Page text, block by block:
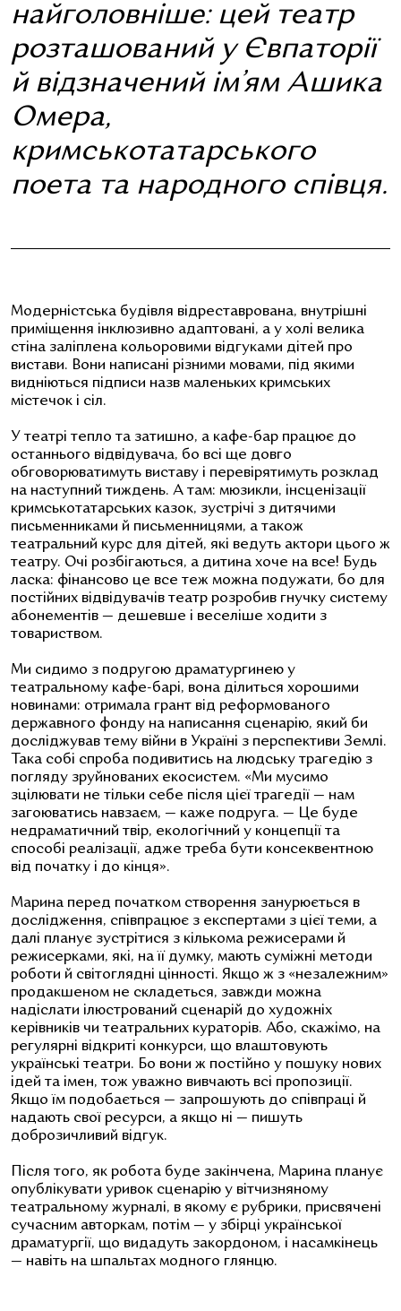
найголовніше: цей театр
розташований у Євпаторії
й відзначений ім’ям Ашика
Омера,
кримськотатарського
поета та народного співця.
Модерністська будівля відреставрована, внутрішні
приміщення інклюзивно адаптовані, а у холі велика
стіна заліплена кольоровими відгуками дітей про
вистави. Вони написані різними мовами, під якими
видніються підписи назв маленьких кримських
містечок і сіл.
У театрі тепло та затишно, а кафе-бар працює до
останнього відвідувача, бо всі ще довго
обговорюватимуть виставу і перевірятимуть розклад
на наступний тиждень. А там: мюзикли, інсценізації
кримськотатарських казок, зустрічі з дитячими
письменниками й письменницями, а також
театральний курс для дітей, які ведуть актори цього ж
театру. Очі розбігаються, а дитина хоче на все! Будь
ласка: фінансово це все теж можна подужати, бо для
постійних відвідувачів театр розробив гнучку систему
абонементів — дешевше і веселіше ходити з
товариством.
Ми сидимо з подругою драматургинею у
театральному кафе-барі, вона ділиться хорошими
новинами: отримала грант від реформованого
державного фонду на написання сценарію, який би
досліджував тему війни в Україні з перспективи Землі.
Така собі спроба подивитись на людську трагедію з
погляду зруйнованих екосистем. «Ми мусимо
зцілювати не тільки себе після цієї трагедії — нам
загоюватись навзаєм, — каже подруга. — Це буде
недраматичний твір, екологічний у концепції та
способі реалізації, адже треба бути консеквентною
від початку і до кінця».
Марина перед початком створення занурюється в
дослідження, співпрацює з експертами з цієї теми, а
далі планує зустрітися з кількома режисерами й
режисерками, які, на її думку, мають суміжні методи
роботи й світоглядні цінності. Якщо ж з «незалежним»
продакшеном не складеться, завжди можна
надіслати ілюстрований сценарій до художніх
керівників чи театральних кураторів. Або, скажімо, на
регулярні відкриті конкурси, що влаштовують
українські театри. Бо вони ж постійно у пошуку нових
ідей та імен, тож уважно вивчають всі пропозиції.
Якщо їм подобається — запрошують до співпраці й
надають свої ресурси, а якщо ні — пишуть
доброзичливий відгук.
Після того, як робота буде закінчена, Марина планує
опублікувати уривок сценарію у вітчизняному
театральному журналі, в якому є рубрики, присвячені
сучасним авторкам, потім — у збірці української
драматургії, що видадуть закордоном, і насамкінець
— навіть на шпальтах модного глянцю.